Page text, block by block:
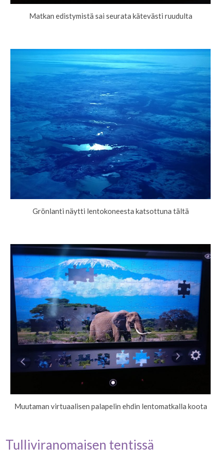
Matkan edistymistä sai seurata kätevästi ruudulta
Grönlanti näytti lentokoneesta katsottuna tältä
Muutaman virtuaalisen palapelin ehdin lentomatkalla koota
Tulliviranomaisen tentissä